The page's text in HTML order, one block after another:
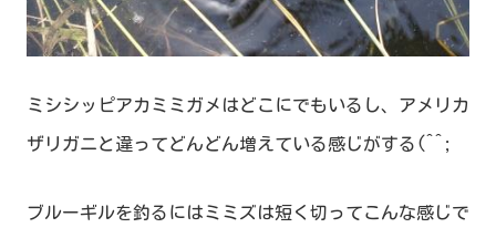
ミシシッピアカミミガメはどこにでもいるし、アメリカ
ザリガニと違ってどんどん増えている感じがする(^^;
ブルーギルを釣るにはミミズは短く切ってこんな感じで